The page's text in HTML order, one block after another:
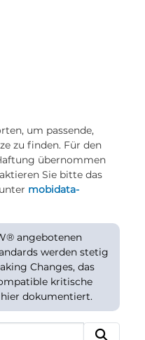
um passende,
zu finden. Für den
übernommen
Sie bitte das
mobidata-
angebotenen
werden stetig
Changes, das
kritische
dokumentiert.